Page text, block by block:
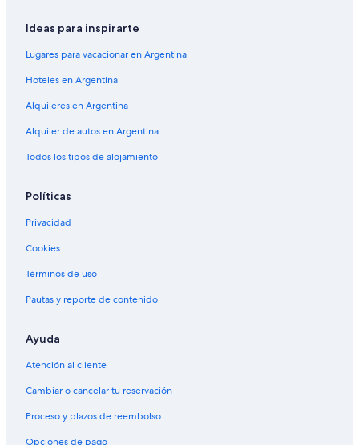
Ideas para inspirarte
Lugares para vacacionar en Argentina
Hoteles en Argentina
Alquileres en Argentina
Alquiler de autos en Argentina
Todos los tipos de alojamiento
Políticas
Privacidad
Cookies
Términos de uso
Pautas y reporte de contenido
Ayuda
Atención al cliente
Cambiar o cancelar tu reservación
Proceso y plazos de reembolso
Opciones de pago